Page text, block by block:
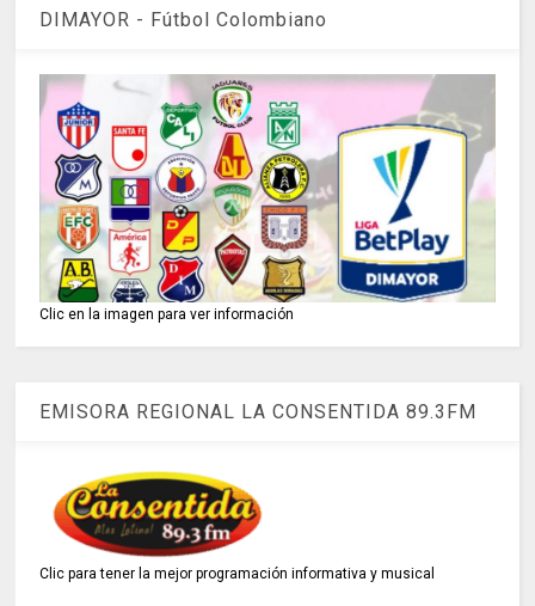
DIMAYOR - Fútbol Colombiano
Clic en la imagen para ver información
EMISORA REGIONAL LA CONSENTIDA 89.3FM
Clic para tener la mejor programación informativa y musical